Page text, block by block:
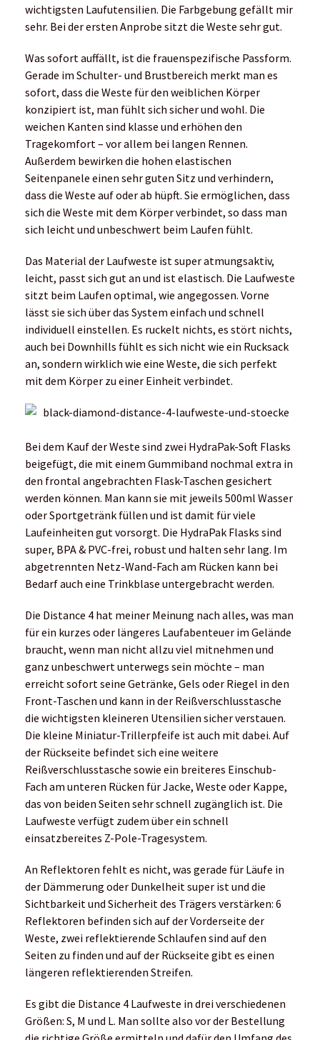
wichtigsten Laufutensilien. Die Farbgebung gefällt mir
sehr. Bei der ersten Anprobe sitzt die Weste sehr gut.
Was sofort auffällt, ist die frauenspezifische Passform.
Gerade im Schulter- und Brustbereich merkt man es
sofort, dass die Weste für den weiblichen Körper
konzipiert ist, man fühlt sich sicher und wohl. Die
weichen Kanten sind klasse und erhöhen den
Tragekomfort – vor allem bei langen Rennen.
Außerdem bewirken die hohen elastischen
Seitenpanele einen sehr guten Sitz und verhindern,
dass die Weste auf oder ab hüpft. Sie ermöglichen, dass
sich die Weste mit dem Körper verbindet, so dass man
sich leicht und unbeschwert beim Laufen fühlt.
Das Material der Laufweste ist super atmungsaktiv,
leicht, passt sich gut an und ist elastisch. Die Laufweste
sitzt beim Laufen optimal, wie angegossen. Vorne
lässt sie sich über das System einfach und schnell
individuell einstellen. Es ruckelt nichts, es stört nichts,
auch bei Downhills fühlt es sich nicht wie ein Rucksack
an, sondern wirklich wie eine Weste, die sich perfekt
mit dem Körper zu einer Einheit verbindet.
Bei dem Kauf der Weste sind zwei HydraPak-Soft Flasks
beigefügt, die mit einem Gummiband nochmal extra in
den frontal angebrachten Flask-Taschen gesichert
werden können. Man kann sie mit jeweils 500ml Wasser
oder Sportgetränk füllen und ist damit für viele
Laufeinheiten gut vorsorgt. Die HydraPak Flasks sind
super, BPA & PVC-frei, robust und halten sehr lang. Im
abgetrennten Netz-Wand-Fach am Rücken kann bei
Bedarf auch eine Trinkblase untergebracht werden.
Die Distance 4 hat meiner Meinung nach alles, was man
für ein kurzes oder längeres Laufabenteuer im Gelände
braucht, wenn man nicht allzu viel mitnehmen und
ganz unbeschwert unterwegs sein möchte – man
erreicht sofort seine Getränke, Gels oder Riegel in den
Front-Taschen und kann in der Reißverschlusstasche
die wichtigsten kleineren Utensilien sicher verstauen.
Die kleine Miniatur-Trillerpfeife ist auch mit dabei. Auf
der Rückseite befindet sich eine weitere
Reißverschlusstasche sowie ein breiteres Einschub-
Fach am unteren Rücken für Jacke, Weste oder Kappe,
das von beiden Seiten sehr schnell zugänglich ist. Die
Laufweste verfügt zudem über ein schnell
einsatzbereites Z-Pole-Tragesystem.
An Reflektoren fehlt es nicht, was gerade für Läufe in
der Dämmerung oder Dunkelheit super ist und die
Sichtbarkeit und Sicherheit des Trägers verstärken: 6
Reflektoren befinden sich auf der Vorderseite der
Weste, zwei reflektierende Schlaufen sind auf den
Seiten zu finden und auf der Rückseite gibt es einen
längeren reflektierenden Streifen.
Es gibt die Distance 4 Laufweste in drei verschiedenen
Größen: S, M und L. Man sollte also vor der Bestellung